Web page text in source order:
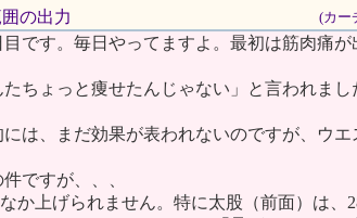
の出力 (カー
です。毎日やってますよ。最初は筋肉痛
ちょっと痩せたんじゃない」と言われま
は、まだ効果が表われないのですが、ウ
ですが、、、
か上げられません。特に太股（前面）は、